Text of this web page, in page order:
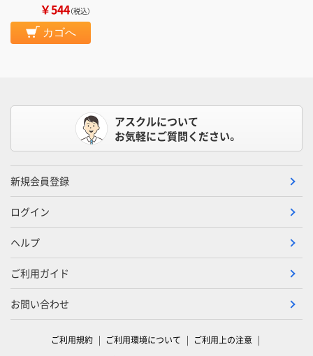
￥544（税込）
カゴへ
アスクルについて
お気軽にご質問ください。
新規会員登録
ログイン
ヘルプ
ご利用ガイド
お問い合わせ
ご利用規約 ご利用環境について
ご利用上の注意